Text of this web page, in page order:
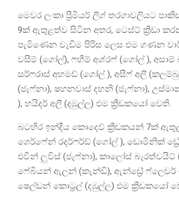
මෙවර ලංකා ප්‍රීමියර් ලීග් තරගාවලියට
9ක් ඇතුළත්ව සිටින අතර, ටෙස්ට් ක්‍රීඩා
පැමිණෙන වැඩිම පිරිස ලෙස එම ගණන
වසීම් (ගෝල්), ෆහීම් අශ්රෆ් (ගෝල් ), අසාම්
සර්ෆරාස් අහමඩ් (ගෝල් ), අසීෆ් අලී
(ජැෆ්නා), ෂහනවාස් දහනි (ජැෆ්නා),
), හයිදර් අලී (දඹුල්ල) එම ක්‍රීඩකයෝ වෙති.
බටහිර ඉන්දීය කොදෙව් ක්‍රීඩකයන් 7ක්
ශෙර්ෆේන් රදර්ෆර්ඩ් (ගෝල් ), ඩොමිනික්
එවීන් ලුවිස් (ජැෆ්නා), කාලෝස් බැරත්වයිට්
ෆේබියන් ඇලන් (කැන්ඩි), ඇන්ඩ්‍රේ ෆ්ලෙචර්
ෂෙල්ඩන් කොට්‍රල් (දඹුල්ල) එම ක්‍රීඩකයෝ